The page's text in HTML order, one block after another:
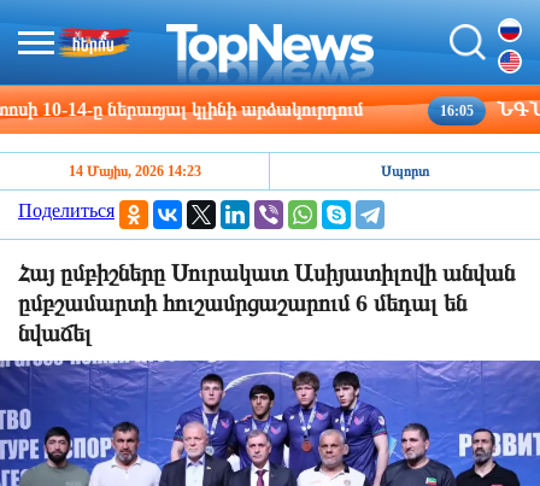
14-ը ներառյալ կլինի արձակուրդում 16:05 ՆԳՆ
14 Մայիս, 2026 14:23 Սպորտ
Поделиться
Հայ ըմբիշները Սուրակատ Ասիյատիլովի անվան
ըմբշամարտի հուշամրցաշարում 6 մեդալ են
նվաճել